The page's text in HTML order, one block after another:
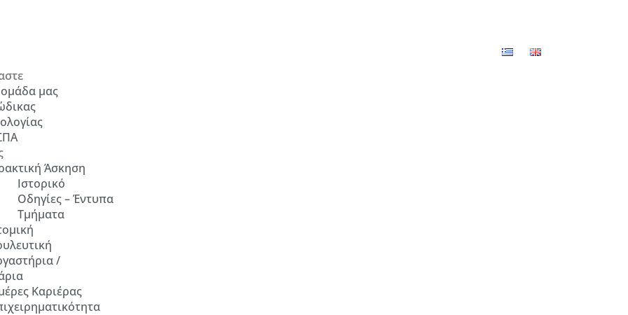
μας
Άσκηση
Ιστορικό
Οδηγίες – Έντυπα
Τμήματα
/
Καριέρας